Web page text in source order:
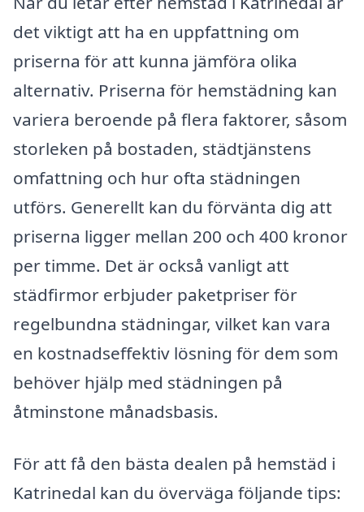
det viktigt att ha en uppfattning om
priserna för att kunna jämföra olika
alternativ. Priserna för hemstädning kan
variera beroende på flera faktorer, såsom
storleken på bostaden, städtjänstens
omfattning och hur ofta städningen
utförs. Generellt kan du förvänta dig att
priserna ligger mellan 200 och 400 kronor
per timme. Det är också vanligt att
städfirmor erbjuder paketpriser för
regelbundna städningar, vilket kan vara
en kostnadseffektiv lösning för dem som
behöver hjälp med städningen på
åtminstone månadsbasis.
För att få den bästa dealen på hemstäd i
Katrinedal kan du överväga följande tips: